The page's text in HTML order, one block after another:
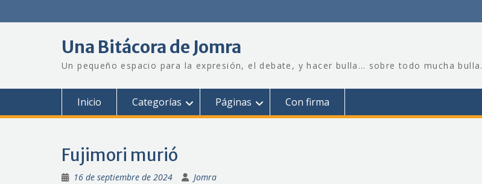
Una Bitácora de Jomra
Un pequeño espacio para la expresión, el debate, y hacer bulla… sobre todo mucha bulla.
Inicio Categorías Páginas Con firma
Fujimori murió
16 de septiembre de 2024 Jomra